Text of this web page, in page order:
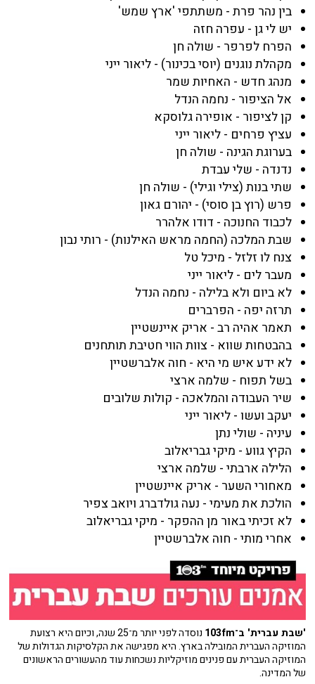
בין נהר פרת - משתתפי 'ארץ שמש'
יש לי גן - עפרה חזה
הפרח לפרפר - שולה חן
מקהלת נוגנים (יוסי בכינור) - ליאור ייני
מנהג חדש - האחיות שמר
אל הציפור - נחמה הנדל
קן לציפור - אופירה גלוסקא
עציץ פרחים - ליאור ייני
בערוגת הגינה - שולה חן
נדנדה - שלי עבדת
שתי בנות (צילי וגילי) - שולה חן
פרש (רוץ בן סוסי) - יהורם גאון
לכבוד החנוכה - דודו אלהרר
שבת המלכה (החמה מראש האילנות) - רותי נבון
צנח לו זלזל - מיכל טל
מעבר לים - ליאור ייני
לא ביום ולא בלילה - נחמה הנדל
תרזה יפה - הפרברים
תאמר אהיה רב - אריק איינשטיין
בהבטחות שווא - צוות הווי חטיבת תותחנים
לא ידע איש מי היא - חוה אלברשטיין
בשל תפוח - שלמה ארצי
שיר העבודה והמלאכה - קולות שלובים
יעקב ועשו - ליאור ייני
עיניה - שולי נתן
הקיץ גווע - מיקי גבריאלוב
הלילה ארבתי - שלמה ארצי
מאחורי השער - אריק איינשטיין
הולכת את מעימי - נעה גולדברג ויואב צפיר
לא זכיתי באור מן ההפקר - מיקי גבריאלוב
אחרי מותי - חוה אלברשטיין
'שבת עברית' ב־103fm
נוסדה לפני יותר מ־25 שנה, וכיום היא רצועת
המוזיקה העברית המובילה בארץ. היא מפגישה את הקלסיקות הגדולות של
המוזיקה העברית עם פנינים מוזיקליות נשכחות עוד מהעשורים הראשונים
של המדינה.